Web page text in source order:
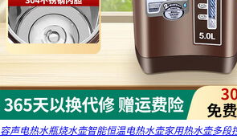
容声电热水瓶烧水壶智能恒温电热水壶家用热水壶多段